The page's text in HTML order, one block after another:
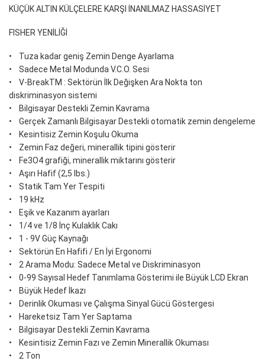
KÜÇÜK ALTIN KÜLÇELERE KARŞI İNANILMAZ HASSASİYET
FISHER YENİLİĞİ
• Tuza kadar geniş Zemin Denge Ayarlama
• Sadece Metal Modunda V.C.O. Sesi
• V-BreakTM : Sektörün İlk Değişken Ara Nokta ton
diskriminasyon sistemi
• Bilgisayar Destekli Zemin Kavrama
• Gerçek Zamanlı Bilgisayar Destekli otomatik zemin dengeleme
• Kesintisiz Zemin Koşulu Okuma
• Zemin Faz değeri, minerallik tipini gösterir
• Fe3O4 grafiği, minerallik miktarını gösterir
• Aşırı Hafif (2,5 lbs.)
• Statik Tam Yer Tespiti
• 19 kHz
• Eşik ve Kazanım ayarları
• 1/4 ve 1/8 İnç Kulaklık Cakı
• 1 - 9V Güç Kaynağı
• Sektörün En Hafifi / En İyi Ergonomi
• 2 Arama Modu: Sadece Metal ve Diskriminasyon
• 0-99 Sayısal Hedef Tanımlama Gösterimi ile Büyük LCD Ekran
• Büyük Hedef İkazı
• Derinlik Okuması ve Çalışma Sinyal Gücü Göstergesi
• Hareketsiz Tam Yer Saptama
• Bilgisayar Destekli Zemin Kavrama
• Kesintisiz Zemin Fazı ve Zemin Minerallik Okuması
• 2 Ton